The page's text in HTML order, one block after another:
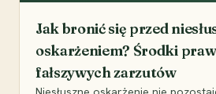
Jak bronić się przed
oskarżeniem? Środki
fałszywych zarzutów